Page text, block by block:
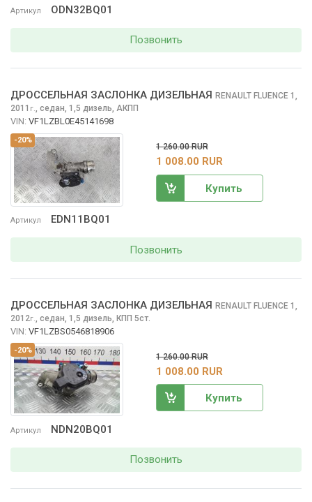
Артикул ODN32BQ01
Позвонить
-20%
Артикул EDN11BQ01
ДРОССЕЛЬНАЯ ЗАСЛОНКА ДИЗЕЛЬНАЯ RENAULT FLUENCE 1,
2011 г., седан, 1,5 дизель, АКПП
VIN: VF1LZBL0E45141698
1 260.00 RUR
1 008.00 RUR
Купить
Позвонить
-20%
Артикул NDN20BQ01
ДРОССЕЛЬНАЯ ЗАСЛОНКА ДИЗЕЛЬНАЯ RENAULT FLUENCE 1,
2012г., седан, 1,5 дизель, КПП 5ст.
VIN: VF1LZBS0546818906
1 260.00 RUR
1 008.00 RUR
Купить
Позвонить